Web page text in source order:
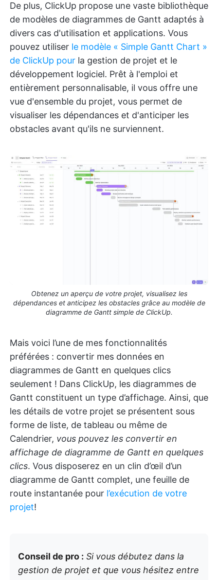
De plus, ClickUp propose une vaste bibliothèque
de modèles de diagrammes de Gantt adaptés à
divers cas d'utilisation et applications. Vous
pouvez utiliser le modèle « Simple Gantt Chart »
de ClickUp pour la gestion de projet et le
développement logiciel. Prêt à l'emploi et
entièrement personnalisable, il vous offre une
vue d'ensemble du projet, vous permet de
visualiser les dépendances et d'anticiper les
obstacles avant qu'ils ne surviennent.
Obtenez un aperçu de votre projet, visualisez les
dépendances et anticipez les obstacles grâce au modèle de
diagramme de Gantt simple de ClickUp.
Mais voici l’une de mes fonctionnalités
préférées : convertir mes données en
diagrammes de Gantt en quelques clics
seulement ! Dans ClickUp, les diagrammes de
Gantt constituent un type d’affichage. Ainsi, que
les détails de votre projet se présentent sous
forme de liste, de tableau ou même de
Calendrier, vous pouvez les convertir en
affichage de diagramme de Gantt en quelques
clics. Vous disposerez en un clin d’œil d’un
diagramme de Gantt complet, une feuille de
route instantanée pour l’exécution de votre
projet!
Conseil de pro : Si vous débutez dans la
gestion de projet et que vous hésitez entre